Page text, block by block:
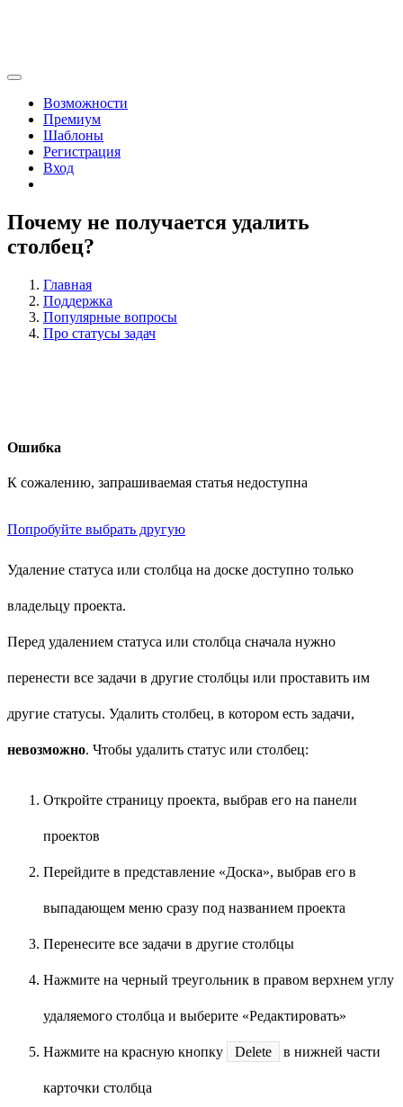
Возможности
Премиум
Шаблоны
Регистрация
Вход
Почему не получается удалить
столбец?
Главная
Поддержка
Популярные вопросы
Про статусы задач
Ошибка
К сожалению, запрашиваемая статья недоступна
Попробуйте выбрать другую
Удаление статуса или столбца на доске доступно только
владельцу проекта.
Перед удалением статуса или столбца сначала нужно
перенести все задачи в другие столбцы или проставить им
другие статусы. Удалить столбец, в котором есть задачи,
невозможно. Чтобы удалить статус или столбец:
Откройте страницу проекта, выбрав его на панели
проектов
Перейдите в представление «Доска», выбрав его в
выпадающем меню сразу под названием проекта
Перенесите все задачи в другие столбцы
Нажмите на черный треугольник в правом верхнем углу
удаляемого столбца и выберите «Редактировать»
Нажмите на красную кнопку Delete в нижней части
карточки столбца